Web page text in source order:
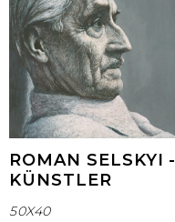
ROMAN SELSKYI -
KÜNSTLER
50X40